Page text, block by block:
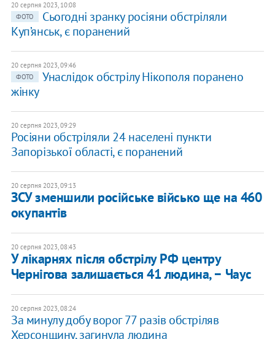
20 серпня 2023, 10:08
ФОТО
Сьогодні зранку росіяни обстріляли
Куп’янськ, є поранений
20 серпня 2023, 09:46
ФОТО
Унаслідок обстрілу Нікополя поранено
жінку
20 серпня 2023, 09:29
Росіяни обстріляли 24 населені пункти
Запорізької області, є поранений
20 серпня 2023, 09:13
ЗСУ зменшили російське військо ще на 460
окупантів
20 серпня 2023, 08:43
У лікарнях після обстрілу РФ центру
Чернігова залишається 41 людина, − Чаус
20 серпня 2023, 08:24
За минулу добу ворог 77 разів обстріляв
Херсонщину, загинула людина